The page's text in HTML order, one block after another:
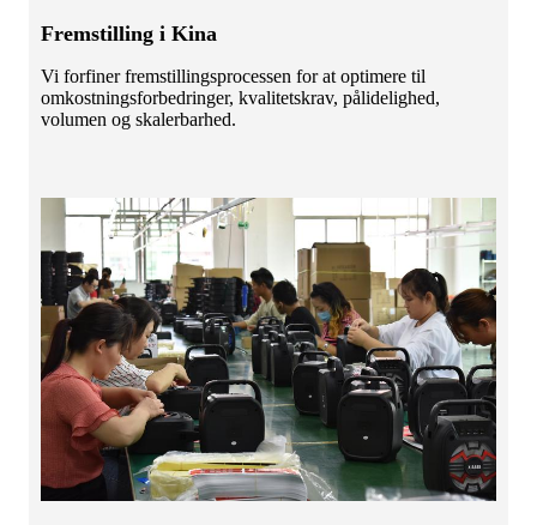
Fremstilling i Kina
Vi forfiner fremstillingsprocessen for at optimere til
omkostningsforbedringer, kvalitetskrav, pålidelighed,
volumen og skalerbarhed.